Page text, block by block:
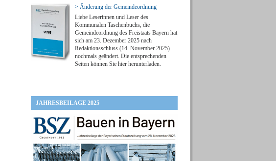
> Änderung der Gemeindeordnung
Liebe Leserinnen und Leser des
Kommunalen Taschenbuchs, die
Gemeindeordnung des Freistaats Bayern hat
sich am 23. Dezember 2025 nach
Redaktionsschluss (14. November 2025)
nochmals geändert. Die entsprechenden
Seiten können Sie hier herunterladen.
JAHRESBEILAGE 2025